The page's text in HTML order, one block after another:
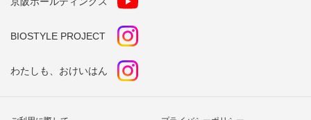
BIOSTYLE PROJECT
わたしも、おけいはん